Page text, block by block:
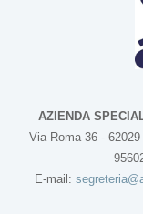
AZIENDA
Via Roma 36 -
E-mail: